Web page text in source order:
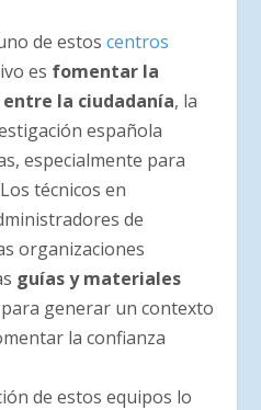
de estoscentros
es fomentar la
la ciudadanía, la
española
especialmente para
técnicos en
de
organizaciones
guías y materiales
generar un contexto
la confianza
de estos equipos lo